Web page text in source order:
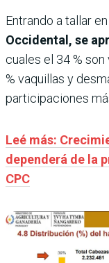
Entrando a tallar
Occidental, se
cuales el 34 %
% vaquillas y
participaciones
Leé más:
dependerá de la
CPC